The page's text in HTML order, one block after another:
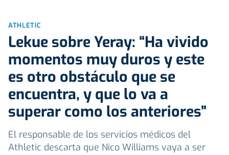
ATHLETIC
Lekue sobre Yeray: “Ha vivido
momentos muy duros y este
es otro obstáculo que se
encuentra, y que lo va a
superar como los anteriores”
El responsable de los servicios médicos del
Athletic descarta que Nico Williams vaya a ser